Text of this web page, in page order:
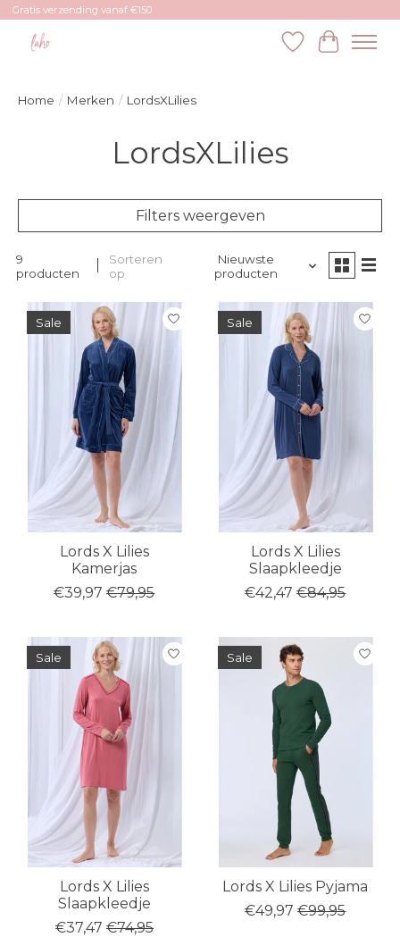
Gratis verzending vanaf €150
Verlanglijst
Home / Merken / LordsXLilies
LordsXLilies
Filters weergeven
9
producten
Sorteren
op
Nieuwste
producten
Sale
Lords X Lilies
Kamerjas
€39,97 €79,95
Sale
Lords X Lilies
Slaapkleedje
€42,47 €84,95
Sale
Lords X Lilies
Slaapkleedje
€37,47 €74,95
Sale
Lords X Lilies Pyjama
€49,97 €99,95